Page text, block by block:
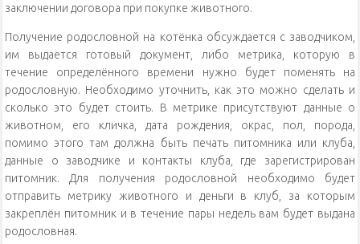
заключении договора при покупке животного.
Получение родословной на котёнка обсуждается с заводчиком,
им выдается готовый документ, либо метрика, которую в
течение определённого времени нужно будет поменять на
родословную. Необходимо уточнить, как это можно сделать и
сколько это будет стоить. В метрике присутствуют данные о
животном, его кличка, дата рождения, окрас, пол, порода,
помимо этого там должна быть печать питомника или клуба,
данные о заводчике и контакты клуба, где зарегистрирован
питомник. Для получения родословной необходимо будет
отправить метрику животного и деньги в клуб, за которым
закреплён питомник и в течение пары недель вам будет выдана
родословная.